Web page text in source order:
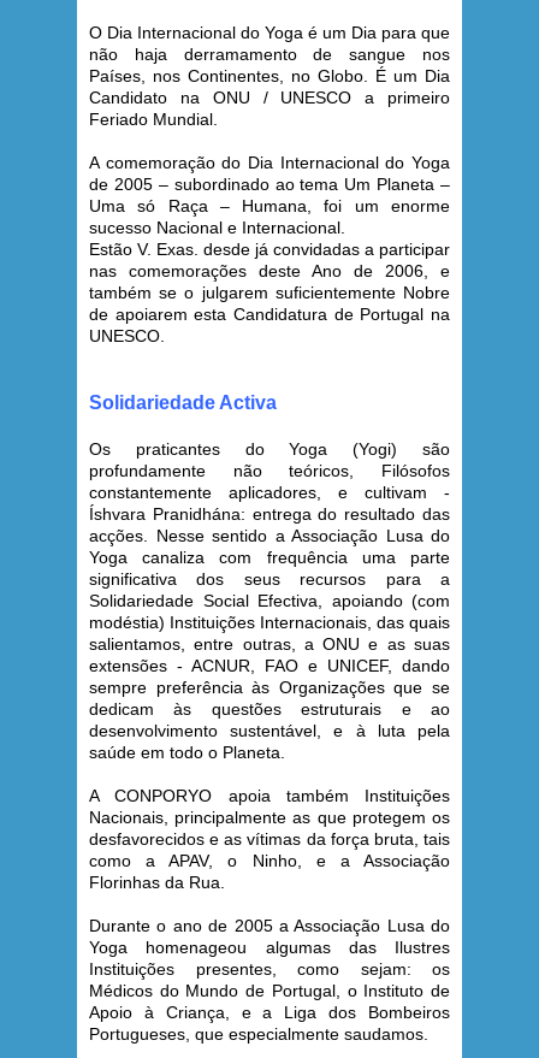
O Dia Internacional do Yoga é um Dia para que
não haja derramamento de sangue nos
Países, nos Continentes, no Globo. É um Dia
Candidato na ONU / UNESCO a primeiro
Feriado Mundial.
A comemoração do Dia Internacionaldo Yoga
de 2005 – subordinado ao tema Um Planeta –
Uma só Raça – Humana, foi um enorme
sucesso Nacional e Internacional.
Estão V. Exas. desde já convidadas a participar
nas comemorações deste Ano de 2006, e
também se o julgarem suficientemente Nobre
de apoiarem esta Candidatura de Portugal na
UNESCO.
Solidariedade Activa
Os praticantes do Yoga (Yogi) são
profundamente não teóricos, Filósofos
constantemente aplicadores, e cultivam -
Íshvara Pranidhána: entrega do resultado das
acções. Nesse sentido a Associação Lusa do
Yoga canaliza com frequência uma parte
significativa dos seus recursos para a
Solidariedade Social Efectiva, apoiando (com
modéstia) Instituições Internacionais, das quais
salientamos, entre outras, a ONU e as suas
extensões - ACNUR, FAO e UNICEF, dando
sempre preferência às Organizações que se
dedicam às questões estruturais e ao
desenvolvimento sustentável, e à luta pela
saúde em todo o Planeta.
A CONPORYO apoia também Instituições
Nacionais, principalmente as que protegem os
desfavorecidos e as vítimas da força bruta, tais
como a APAV, o Ninho, e a Associação
Florinhas da Rua.
Durante o ano de 2005 a Associação Lusa do
Yoga homenageou algumas das Ilustres
Instituições presentes, como sejam: os
Médicos do Mundo de Portugal, o Instituto de
Apoio à Criança, e a Liga dos Bombeiros
Portugueses, que especialmente saudamos.